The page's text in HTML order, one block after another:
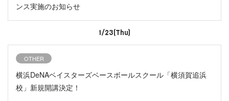
ンス実施のお知らせ
1/23(Thu)
OTHER
横浜DeNAベイスターズベースボールスクール「横須賀追浜
校」新規開講決定！